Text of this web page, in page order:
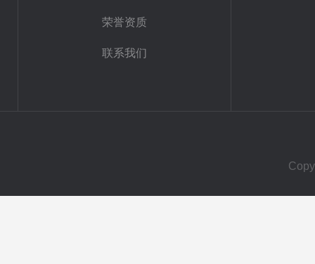
荣誉资质
联系我们